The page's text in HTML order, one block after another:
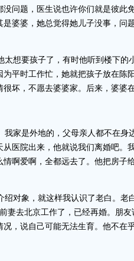
没问题，医生说也许你们就是彼此
是婆婆，她总觉得她儿子没事，问
想要孩子了，有时他听到楼下的
为平时工作忙，她就把孩子放在陈
坏，不愿去婆婆家。后来，婆婆
家是外地的，父母亲人都不在身
从医院出来，他就说我们离婚吧。
情啊爱啊，全都远去了。他把房子
对象，就这样我认识了老白。老
妻去北京工作了，已经再婚。朋
况，说自己可能无法生育。他不在